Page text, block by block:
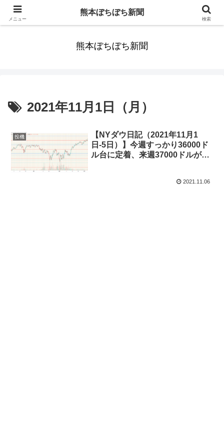
みんなまだ気づかずすごしていたんだわ。ずっといっしょに歩いてゆけるっ
熊本ぼちぼち新聞
2021年11月1日（月）
投機
【NYダウ日記（2021年11月1
日-5日）】今週すっかり36000ド
ル台に定着、来週37000ドルが見
2021.11.06
メニュー
熊本ぼちぼち新聞
検索